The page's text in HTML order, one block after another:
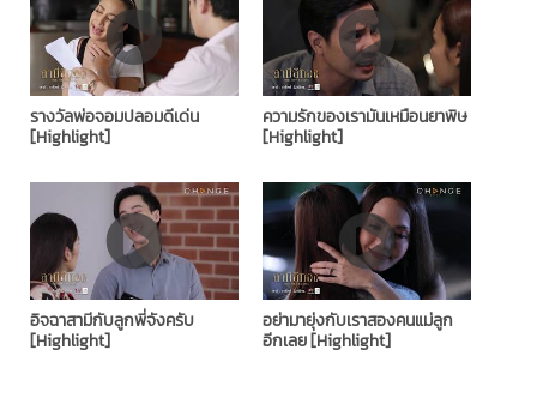
รางวัลพ่อจอมปลอมดีเด่น
[Highlight]
ความรักของเรามันเหมือนยาพิษ
[Highlight]
อิจฉาสามีกับลูกพี่จังครับ
[Highlight]
อย่ามายุ่งกับเราสองคนแม่ลูก
อีกเลย [Highlight]